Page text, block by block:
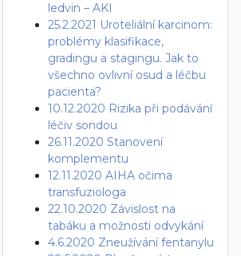
ledvin – AKI
25.2.2021 Uroteliální karcinom:
problémy klasifikace,
gradingu a stagingu. Jak to
všechno ovlivní osud a léčbu
pacienta?
10.12.2020 Rizika při podávání
léčiv sondou
26.11.2020 Stanovení
komplementu
12.11.2020 AIHA očima
transfuziologa
22.10.2020 Závislost na
tabáku a možnosti odvykání
4.6.2020 Zneužívání fentanylu